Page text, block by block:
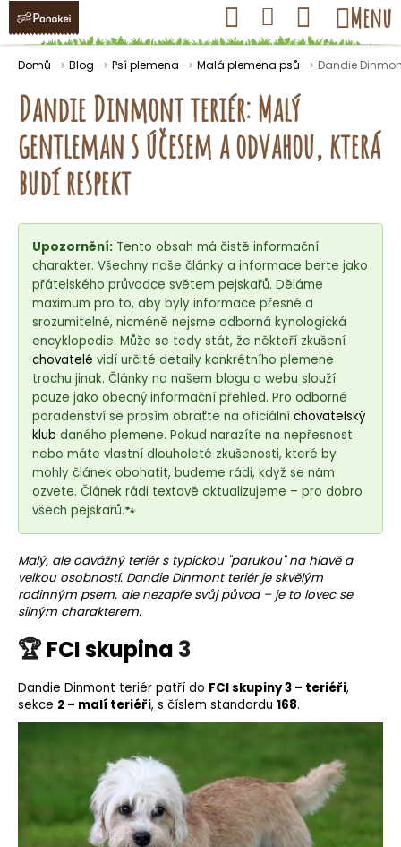
Přejít
obsah
Hledat Přihlášení
Nákupní
košík
Menu
Domů Blog Psí plemena Malá plemena psů Dandie
Dandie Dinmont teriér: Malý
gentleman s účesem a odvahou, která
budí respekt
Upozornění: Tento obsah má čistě informační
charakter. Všechny naše články a informace berte jako
přátelského průvodce světem pejskařů. Děláme
maximum pro to, aby byly informace přesné a
srozumitelné, nicméně nejsme odborná kynologická
encyklopedie. Může se tedy stát, že někteří zkušení
chovatelé vidí určité detaily konkrétního plemene
trochu jinak. Články na našem blogu a webu slouží
pouze jako obecný informační přehled. Pro odborné
poradenství se prosím obraťte na oficiální chovatelský
klub daného plemene. Pokud narazíte na nepřesnost
nebo máte vlastní dlouholeté zkušenosti, které by
mohly článek obohatit, budeme rádi, když se nám
ozvete. Článek rádi textově aktualizujeme – pro dobro
všech pejskařů.🐾
Malý, ale odvážný teriér s typickou "parukou" na hlavě a
velkou osobností. Dandie Dinmont teriér je skvělým
rodinným psem, ale nezapře svůj původ – je to lovec se
silným charakterem.
🏆 FCI skupina 3
Dandie Dinmont teriér patří do FCI skupiny 3 – teriéři,
sekce 2 – malí teriéři, s číslem standardu 168.
K
o Zpět
Zpět
C
o
p
a
t
?
HLEDAT
o